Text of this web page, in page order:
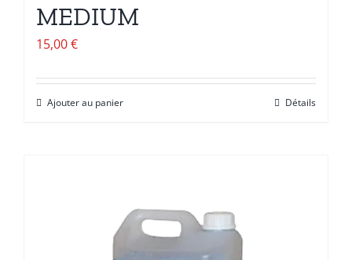
MEDIUM
15,00€
Ajouter au panier Détails